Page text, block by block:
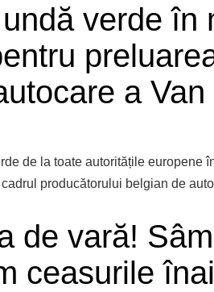
verde în
a Van
de la toate autoritățile europene
producătorului belgian de
de vară!
ceasurile